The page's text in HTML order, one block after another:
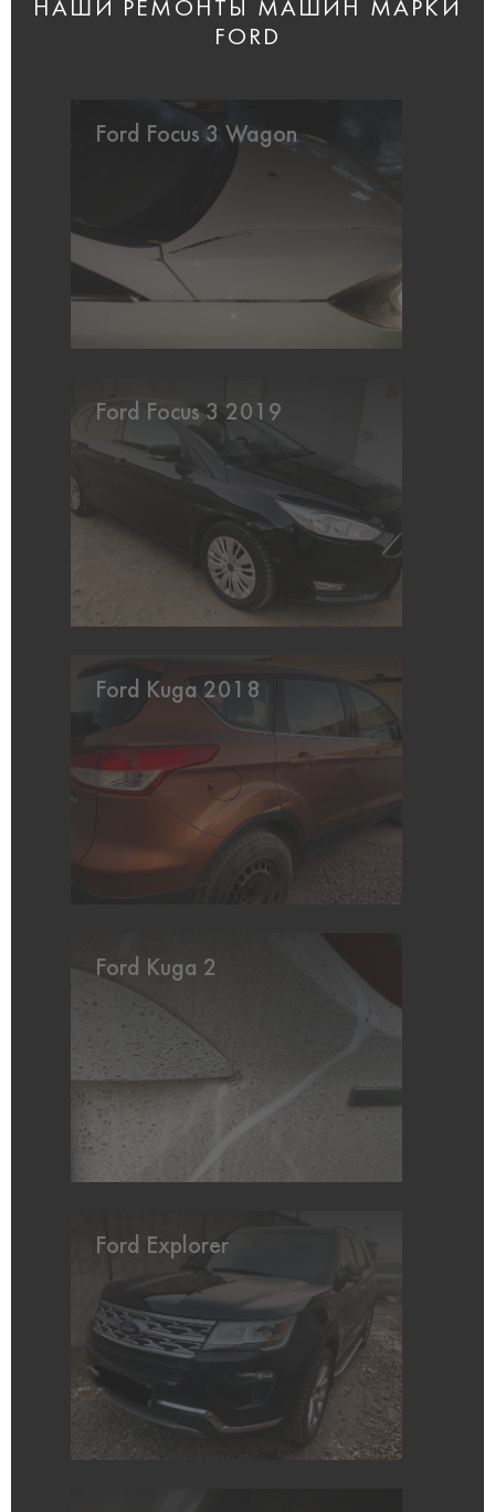
НАШИ РЕМОНТЫ МАШИН МАРКИ
FORD
Ford Focus 3 Wagon
Ford Focus 3 2019
Ford Kuga 2018
Ford Kuga 2
Ford Explorer